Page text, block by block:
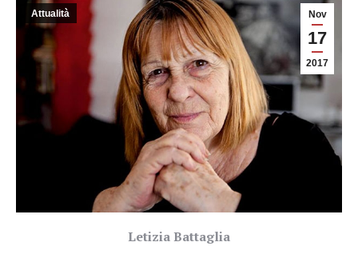
Nov
17
2017
Attualità
Letizia Battaglia